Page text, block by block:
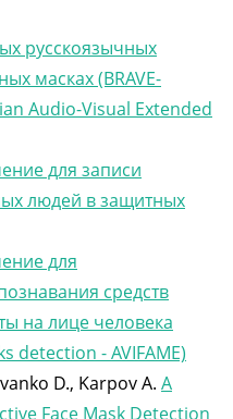
русскоязычных
масках (BRAVE-
Audio-Visual Extended
для записи
людей в защитных
для
средств
на лице человека
detection - AVIFAME)
D., Karpov A. A
Face Mask Detection